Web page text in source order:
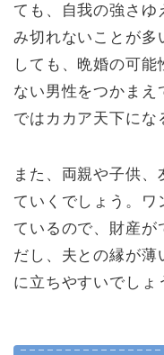
ても、自我の強さゆ
み切れないことが多
しても、晩婚の可能
ない男性をつかまえ
ではカカア天下にな
また、両親や子供、
ていくでしょう。ワ
ているので、財産が
だし、夫との縁が薄
に立ちやすいでしょ